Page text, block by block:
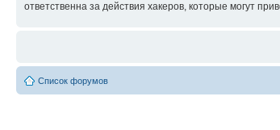
ответственна за действия хакеров, которые могут
Список форумов